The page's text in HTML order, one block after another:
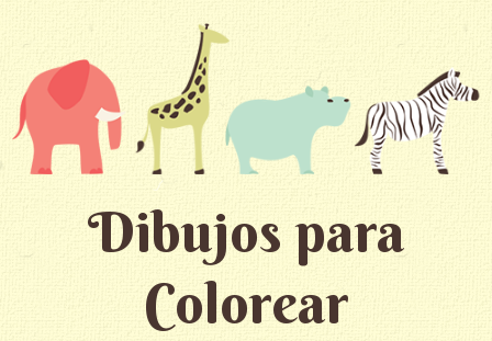
Dibujos para
Colorear